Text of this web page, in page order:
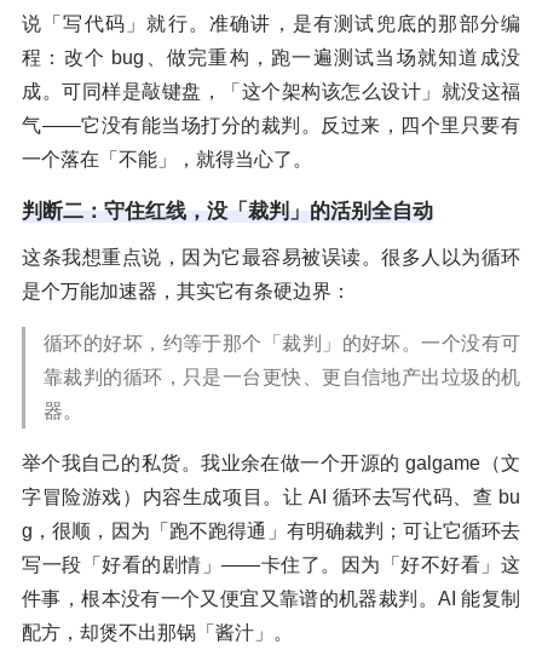
说「写代码」就行。准确讲，是有测试兜底的那部分编
程：改个 bug、做完重构，跑一遍测试当场就知道成没
成。可同样是敲键盘，「这个架构该怎么设计」就没这福
气——它没有能当场打分的裁判。反过来，四个里只要有
一个落在「不能」，就得当心了。
判断二：守住红线，没「裁判」的活别全自动
这条我想重点说，因为它最容易被误读。很多人以为循环
是个万能加速器，其实它有条硬边界：
循环的好坏，约等于那个「裁判」的好坏。一个没有可
靠裁判的循环，只是一台更快、更自信地产出垃圾的机
器。
举个我自己的私货。我业余在做一个开源的 galgame（文
字冒险游戏）内容生成项目。让 AI 循环去写代码、查 bu
g，很顺，因为「跑不跑得通」有明确裁判；可让它循环去
写一段「好看的剧情」——卡住了。因为「好不好看」这
件事，根本没有一个又便宜又靠谱的机器裁判。AI 能复制
配方，却煲不出那锅「酱汁」。